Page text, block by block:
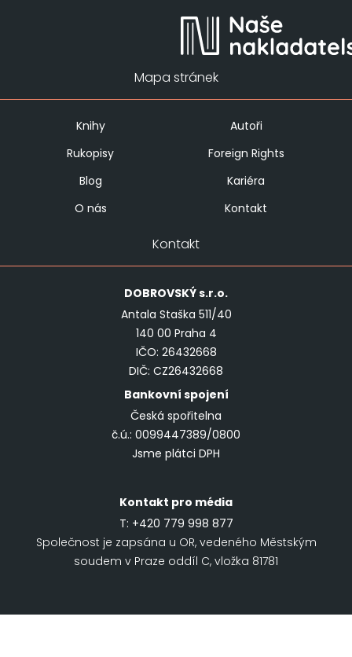
Mapa stránek
Knihy
Autoři
Rukopisy
Foreign Rights
Blog
Kariéra
O nás
Kontakt
Kontakt
DOBROVSKÝs.r.o.
Antala Staška 511/40
140 00 Praha 4
IČO: 26432668
DIČ: CZ26432668
Bankovní spojení
Česká spořitelna
č.ú.: 0099447389/0800
Jsme plátci DPH
Kontakt pro média
T: +420 779 998 877
Společnost je zapsána u OR, vedeného Městským
soudem v Praze oddíl C, vložka 81781